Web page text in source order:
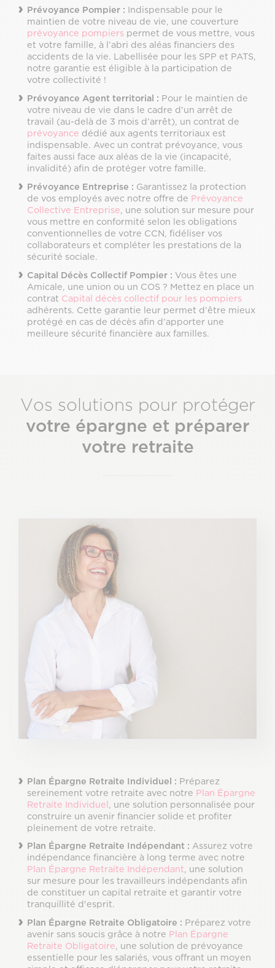
Prévoyance Pompier : Indispensable pour le
maintien de votre niveau de vie, une couverture
prévoyance pompiers permet de vous mettre, vous
et votre famille, à l’abri des aléas financiers des
accidents de la vie. Labellisée pour les SPP et PATS,
notre garantie est éligible à la participation de
votre collectivité !
Prévoyance Agent territorial : Pour le maintien de
votre niveau de vie dans le cadre d’un arrêt de
travail (au-delà de 3 mois d’arrêt), un contrat de
prévoyance dédié aux agents territoriaux est
indispensable. Avec un contrat prévoyance, vous
faites aussi face aux aléas de la vie (incapacité,
invalidité) afin de protéger votre famille.
Prévoyance Entreprise : Garantissez la protection
de vos employés avec notre offre de Prévoyance
Collective Entreprise , une solution sur mesure pour
vous mettre en conformité selon les obligations
conventionnelles de votre CCN, fidéliser vos
collaborateurs et compléter les prestations de la
sécurité sociale.
Capital Décès Collectif Pompier : Vous êtes une
Amicale, une union ou un COS ? Mettez en place un
contrat Capital décès collectif pour les pompiers
adhérents. Cette garantie leur permet d’être mieux
protégé en cas de décès afin d’apporter une
meilleure sécurité financière aux familles.
Vos solutions pour protéger
votre épargne et préparer
votre retraite
Plan Épargne Retraite Individuel : Préparez
sereinement votre retraite avec notre Plan Épargne
Retraite Individuel , une solution personnalisée pour
construire un avenir financier solide et profiter
pleinement de votre retraite.
Plan Épargne Retraite Indépendant : Assurez votre
indépendance financière à long terme avec notre
Plan Épargne Retraite Indépendant , une solution
sur mesure pour les travailleurs indépendants afin
de constituer un capital retraite et garantir votre
tranquillité d'esprit.
Plan Épargne Retraite Obligatoire : Préparez votre
avenir sans soucis grâce à notre Plan Épargne
Retraite Obligatoire , une solution de prévoyance
essentielle pour les salariés, vous offrant un moyen